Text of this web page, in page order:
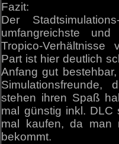
Fazit:
Der
umfangreichste
Tropico-Verhältnisse
Part ist hier deutlich
Anfang gut
stehen ihren Spaß
mal günstig inkl. DLC
mal kaufen, da man
bekommt.